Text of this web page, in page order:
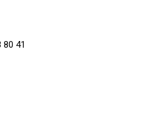
80 41